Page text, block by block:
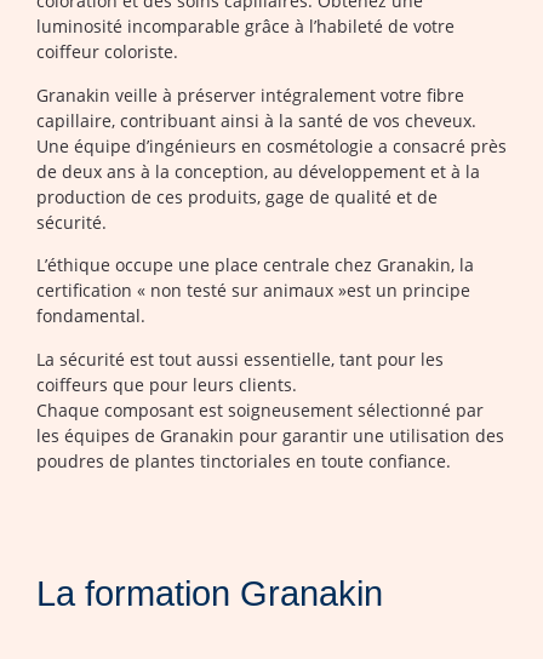
luminosité incomparable grâce à l’habileté de votre
coiffeur coloriste.
Granakin veille à préserver intégralement votre fibre
capillaire, contribuant ainsi à la santé de vos cheveux.
Une équipe d’ingénieurs en cosmétologie a consacré près
de deux ans à la conception, au développement et à la
production de ces produits, gage de qualité et de
sécurité.
L’éthique occupe une place centrale chez Granakin, la
certification « non testé sur animaux »est un principe
fondamental.
La sécurité est tout aussi essentielle, tant pour les
coiffeurs que pour leurs clients.
Chaque composant est soigneusement sélectionné par
les équipes de Granakin pour garantir une utilisation des
poudres de plantes tinctoriales en toute confiance.
La formation Granakin